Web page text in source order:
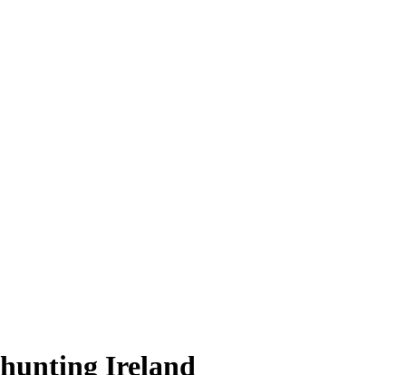
hunting Ireland